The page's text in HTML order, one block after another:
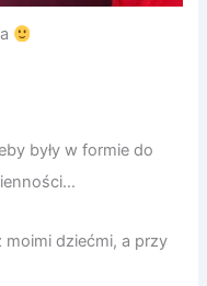
były w formie do
dziećmi, a przy